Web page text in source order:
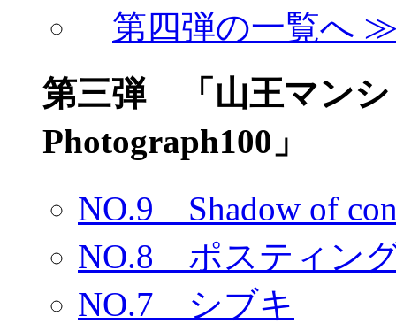
第四弾の一覧へ
第三弾 「山王マン
Photograph100」
NO.9 Shadow of
NO.8 ポスティン
NO.7 シブキ